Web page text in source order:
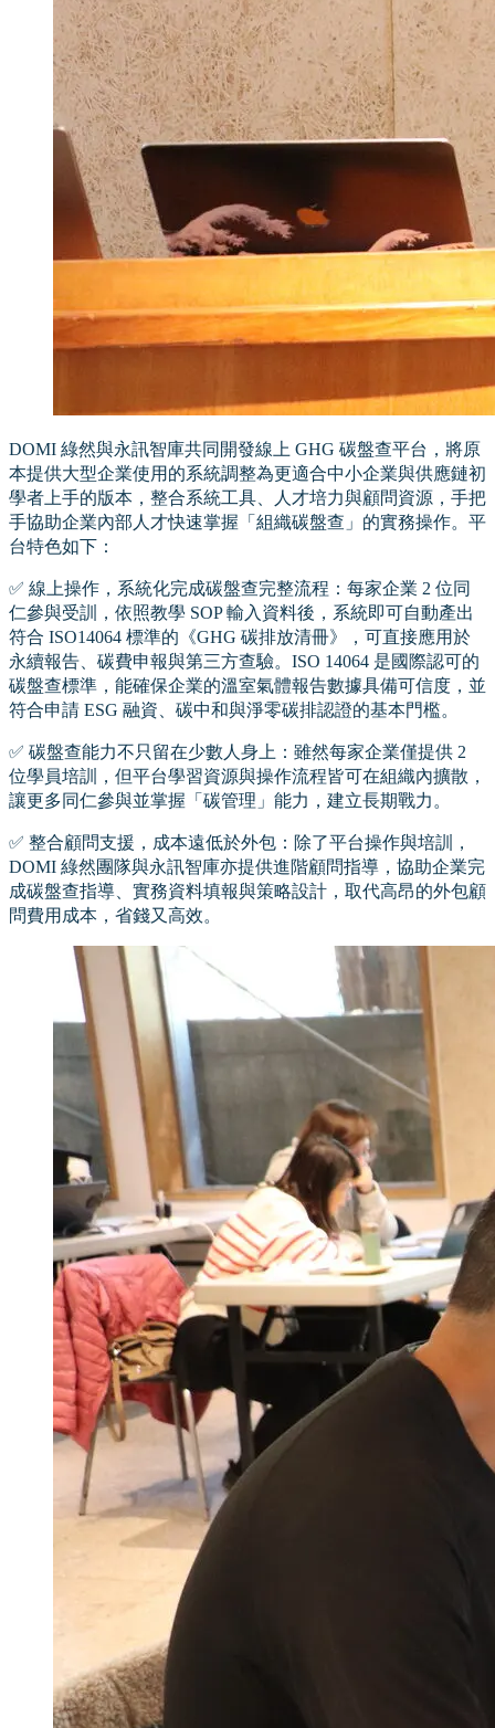
DOMI 綠然與永訊智庫共同開發線上 GHG 碳盤查平台，將原
本提供大型企業使用的系統調整為更適合中小企業與供應鏈初
學者上手的版本，整合系統工具、人才培力與顧問資源，手把
手協助企業內部人才快速掌握「組織碳盤查」的實務操作。平
台特色如下：
✅ 線上操作，系統化完成碳盤查完整流程：每家企業 2 位同
仁參與受訓，依照教學 SOP 輸入資料後，系統即可自動產出
符合 ISO14064 標準的《GHG 碳排放清冊》，可直接應用於
永續報告、碳費申報與第三方查驗。ISO 14064 是國際認可的
碳盤查標準，能確保企業的溫室氣體報告數據具備可信度，並
符合申請 ESG 融資、碳中和與淨零碳排認證的基本門檻。
✅ 碳盤查能力不只留在少數人身上：雖然每家企業僅提供 2
位學員培訓，但平台學習資源與操作流程皆可在組織內擴散，
讓更多同仁參與並掌握「碳管理」能力，建立長期戰力。
✅ 整合顧問支援，成本遠低於外包：除了平台操作與培訓，
DOMI 綠然團隊與永訊智庫亦提供進階顧問指導，協助企業完
成碳盤查指導、實務資料填報與策略設計，取代高昂的外包顧
問費用成本，省錢又高效。